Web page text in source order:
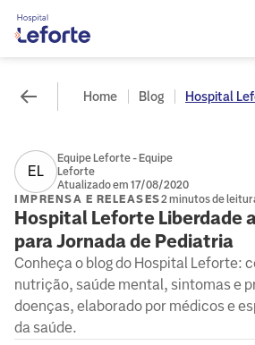
Home Blog Hospital
EL
Equipe Leforte - Equipe
Leforte
Atualizado em 17/08/2020
IMPRENSA E RELEASES2 minutos de
Hospital Leforte Liberdade
para Jornada de Pediatria
Conheça o blog do Hospital Leforte:
nutrição, saúde mental, sintomas e
doenças, elaborado por médicos e
da saúde.